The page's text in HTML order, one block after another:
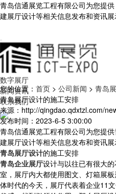
青岛信通展览工程有限公司为您提供
建展厅设计等相关信息发布和资讯
数字展厅
新闻资讯
联系我们
您的位置： 首页 > 公司新闻 > 青岛
青岛展厅设计的施工安排
来源：http://qingdao.qdxtzl.com/
发布时间：2023-6-5 3:00:00
青岛信通展览工程有限公司为您提供
建展厅设计等相关信息发布和资讯展
青岛展厅设计的施工安排
青岛企业展厅设计与以往已有很大
室，展厅内大都使用图文、灯箱展
体时代的今天，展厅代表着企业11